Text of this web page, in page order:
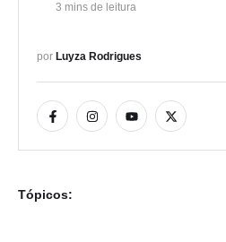
3 mins de leitura
por Luyza Rodrigues
Tópicos: